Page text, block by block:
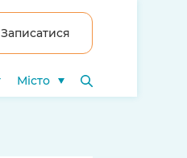
Записатися
Місто